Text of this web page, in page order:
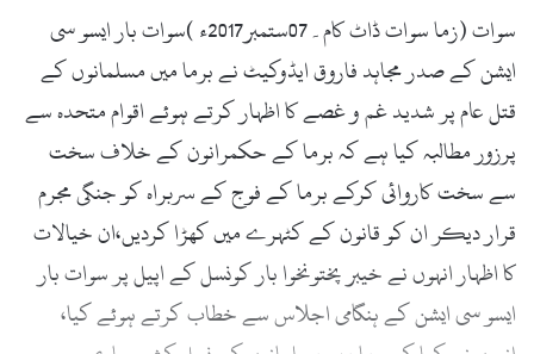
سوات (زما سوات ڈاٹ کام۔07ستمبر2017ء )سوات بار ایسو سی
ایشن کے صدر مجاہد فاروق ایڈوکیٹ نے برما میں مسلمانوں کے
قتل عام پر شدید غم و غصے کا اظہار کرتے ہوئے اقوام متحدہ سے
پرزور مطالبہ کیا ہے کہ برما کے حکمرانون کے خلاف سخت
سے سخت کاروائی کرکے برما کے فوج کے سربراہ کو جنگی مجرم
قرار دیکر ان کو قانون کے کٹہرے میں کھڑا کردیں،ان خیالات
کا اظہار انہوں نے خیبر پختونخوا بار کونسل کے اپیل پر سوات بار
ایسو سی ایشن کے ہنگامی اجلاس سے خطاب کرتے ہوئے کیا،